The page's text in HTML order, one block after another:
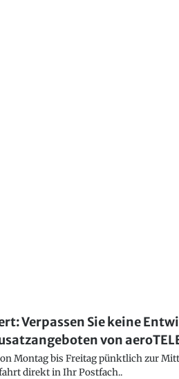
Verpassen Sie keine
von
Montag bis Freitag pünktlich zur
direkt in Ihr Postfach..